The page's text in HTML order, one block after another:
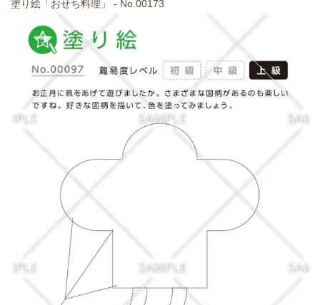
塗り絵「おせち料理」 - No.00173